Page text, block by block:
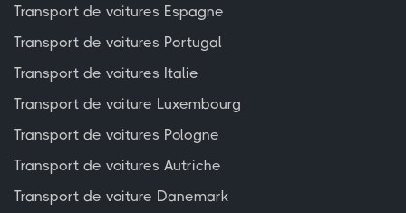
Transport de voitures Espagne
Transport de voitures Portugal
Transport de voitures Italie
Transport de voiture Luxembourg
Transport de voitures Pologne
Transport de voitures Autriche
Transport de voiture Danemark